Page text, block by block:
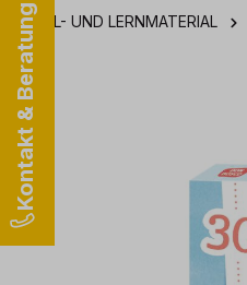
Kontakt & Beratung
SPIEL- UND LERNMATERIAL
Bildergalerie überspringen